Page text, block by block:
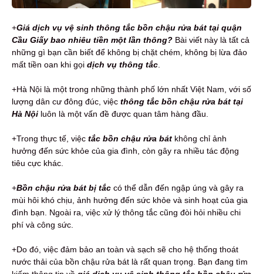
+Giá dịch vụ vệ sinh thông tắc bồn chậu rửa bát tại quận
Cầu Giấy bao nhiêu tiền một lần thông? Bài viết này là tất cả
những gì bạn cần biết để không bị chặt chém, không bị lừa đảo
mất tiền oan khi gọi dịch vụ thông tắc
+Hà Nội là một trong những thành phố lớn nhất Việt Nam, với số
lượng dân cư đông đúc, việc thông tắc bồn chậu rửa bát tại
Hà Nội luôn là một vấn đề được quan tâm hàng đầu.
+Trong thực tế, việc tắc bồn chậu rửa bát không chỉ ảnh
hưởng đến sức khỏe của gia đình, còn gây ra nhiều tác động
tiêu cực khác.
+Bồn chậu rửa bát bị tắc có thể dẫn đến ngập úng và gây ra
mùi hôi khó chịu, ảnh hưởng đến sức khỏe và sinh hoạt của gia
đình bạn. Ngoài ra, việc xử lý thông tắc cũng đòi hỏi nhiều chi
phí và công sức.
+Do đó, việc đảm bảo an toàn và sạch sẽ cho hệ thống thoát
nước thải của bồn chậu rửa bát là rất quan trọng. Bạn đang tìm